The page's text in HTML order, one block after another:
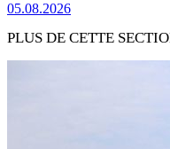
05.08.2026
PLUS DE CETTE